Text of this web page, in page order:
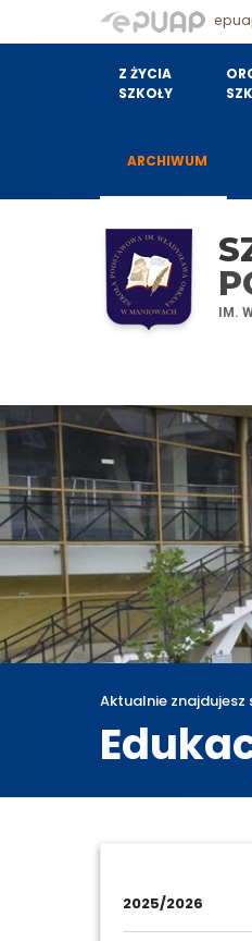
Z ŻYCIA
SZKOŁY
ARCHIWUM
IM.
Aktualnie znajdujesz
2025/2026